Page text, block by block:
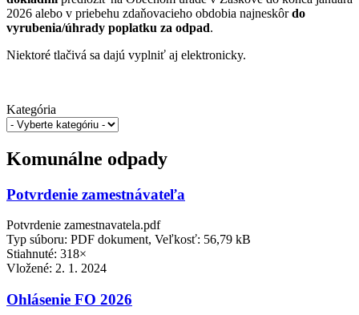
2026 alebo v priebehu zdaňovacieho obdobia najneskôrdo
vyrubenia/úhrady poplatku za odpad.
Niektoré tlačivá sa dajú vyplniť aj elektronicky.
Kategória
Komunálne odpady
Potvrdenie zamestnávateľa
Potvrdenie zamestnavatela.pdf
Typ súboru: PDF dokument, Veľkosť: 56,79 kB
Stiahnuté: 318×
Vložené: 2. 1. 2024
Ohlásenie FO 2026